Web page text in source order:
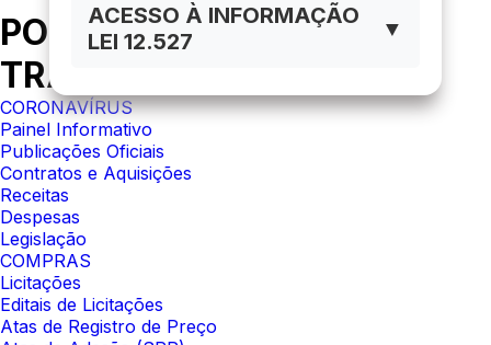
ACESSO À INFORMAÇÃO
LEI 12.527
▼
PORTAL DA
TRANSPARÊNCIA
CORONAVÍRUS
Painel Informativo
Publicações Oficiais
Contratos e Aquisições
Receitas
Despesas
Legislação
COMPRAS
Licitações
Editais de Licitações
Atas de Registro de Preço